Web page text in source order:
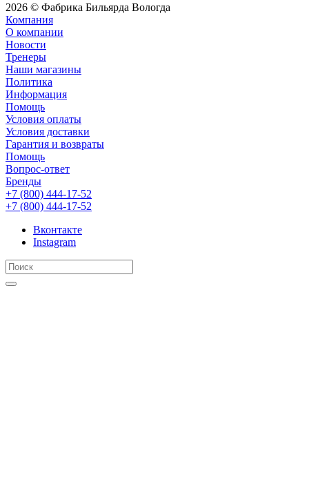
2026 © Фабрика Бильярда Вологда
Компания
О компании
Новости
Тренеры
Наши магазины
Политика
Информация
Помощь
Условия оплаты
Условия доставки
Гарантия и возвраты
Помощь
Вопрос-ответ
Бренды
+7 (800) 444-17-52
+7 (800) 444-17-52
Вконтакте
Instagram